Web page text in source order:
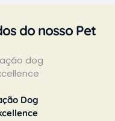
do nosso Pet
Dog